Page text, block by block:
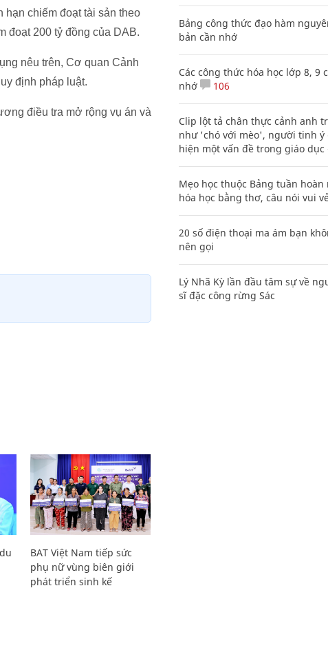
hạn chiếm đoạt tài sản theo
đoạt 200 tỷ đồng của DAB.
nêu trên, Cơ quan Cảnh
định pháp luật.
điều tra mở rộng vụ án và
BAT Việt Nam tiếp sức
phụ nữ vùng biên giới
phát triển sinh kế
Bảng công thức đạo hàm
bản cần nhớ
Các công thức hóa học lớp 8, 9
nhớ
106
Clip lột tả chân thực cảnh anh
như 'chó với mèo', người tinh ý
hiện một vấn đề trong giáo dục
Mẹo học thuộc Bảng tuần hoàn
hóa học bằng thơ, câu nói vui
20 số điện thoại ma ám bạn
nên gọi
Lý Nhã Kỳ lần đầu tâm sự về
sĩ đặc công rừng Sác